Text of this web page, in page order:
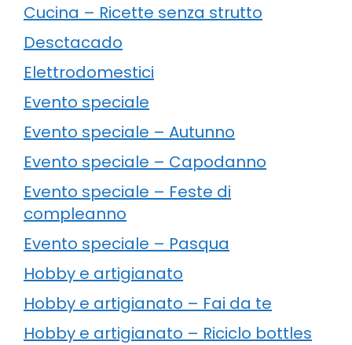
Cucina – Ricette senza strutto
Desctacado
Elettrodomestici
Evento speciale
Evento speciale – Autunno
Evento speciale – Capodanno
Evento speciale – Feste di
compleanno
Evento speciale – Pasqua
Hobby e artigianato
Hobby e artigianato – Fai da te
Hobby e artigianato – Riciclo bottles